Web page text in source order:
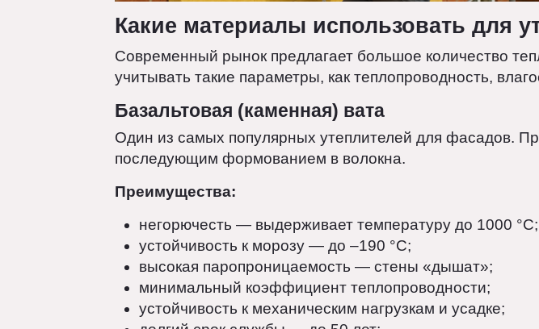
Какие материалы использовать
Современный рынок предлагает большое
учитывать такие параметры, как теплопроводность,
Базальтовая (каменная) вата
Один из самых популярных утеплителей для
последующим формованием в волокна.
Преимущества:
негорючесть — выдерживает температуру до 1000